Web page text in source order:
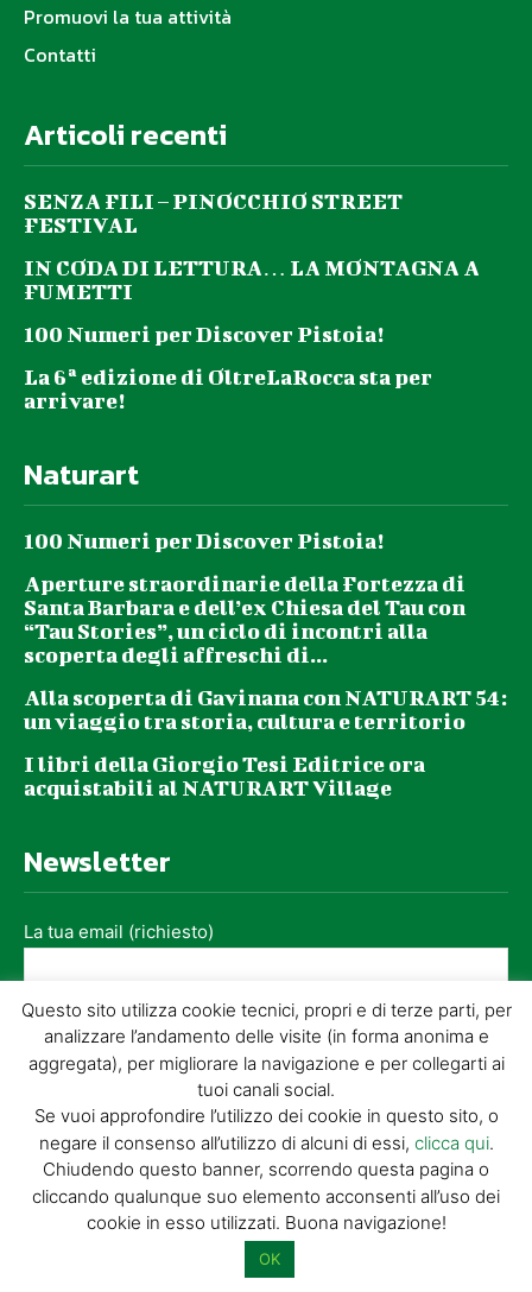
Promuovi la tua attività
Contatti
Articoli recenti
SENZA FILI – PINOCCHIO STREET
FESTIVAL
IN CODA DI LETTURA… LA MONTAGNA A
FUMETTI
100 Numeri per Discover Pistoia!
La 6ª edizione di OltreLaRocca sta per
arrivare!
Naturart
100 Numeri per Discover Pistoia!
Aperture straordinarie della Fortezza di
Santa Barbara e dell’ex Chiesa del Tau con
“Tau Stories”, un ciclo di incontri alla
scoperta degli affreschi di...
Alla scoperta di Gavinana con NATURART 54:
un viaggio tra storia, cultura e territorio
I libri della Giorgio Tesi Editrice ora
acquistabili al NATURART Village
Newsletter
La tua email (richiesto)
Acconsento al trattamento dei miei dati personali per l’invio di
materiale informativo e promozionale tramite il servizio di
newsletter
Dimostra di essere umano selezionandochiave.
Questo sito utilizza cookie tecnici, propri e di terze parti, per
analizzare l’andamento delle visite (in forma anonima e
aggregata), per migliorare la navigazione e per collegarti ai
tuoi canali social.
Se vuoi approfondire l’utilizzo dei cookie in questo sito, o
negare il consenso all’utilizzo di alcuni di essi, clicca qui.
Chiudendo questo banner, scorrendo questa pagina o
cliccando qualunque suo elemento acconsenti all’uso dei
cookie in esso utilizzati. Buona navigazione!
OK